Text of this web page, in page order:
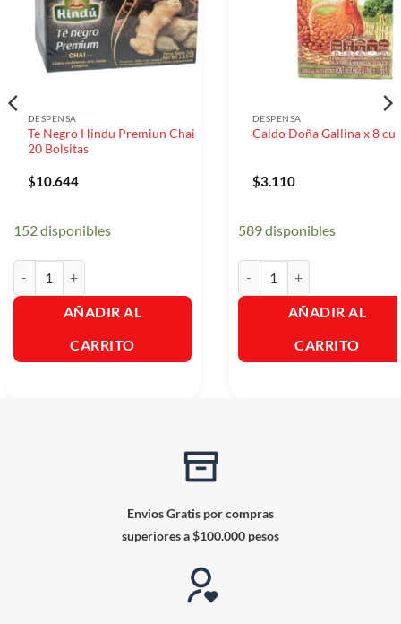
DESPENSA
Te Negro Hindu Premiun Chai
20 Bolsitas
$10.644
152 disponibles
AÑADIR AL
CARRITO
DESPENSA
Caldo Doña Gallina x 8
$3.110
589 disponibles
AÑADIR AL
CARRITO
Envios Gratis por compras
superiores a $100.000 pesos